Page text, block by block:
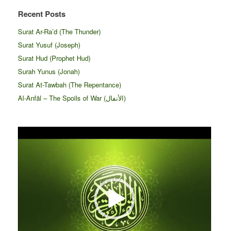
Recent Posts
Surat Ar-Ra’d (The Thunder)
Surat Yusuf (Joseph)
Surat Hud (Prophet Hud)
Surah Yunus (Jonah)
Surat At-Tawbah (The Repentance)
Al-Anfāl – The Spoils of War (الأنفال‎)
Player